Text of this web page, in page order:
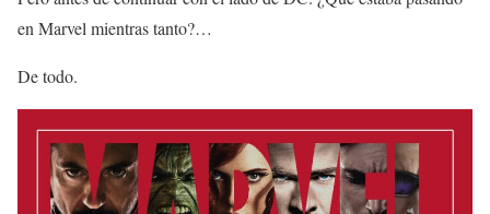
en Marvel mientras tanto?…
De todo.